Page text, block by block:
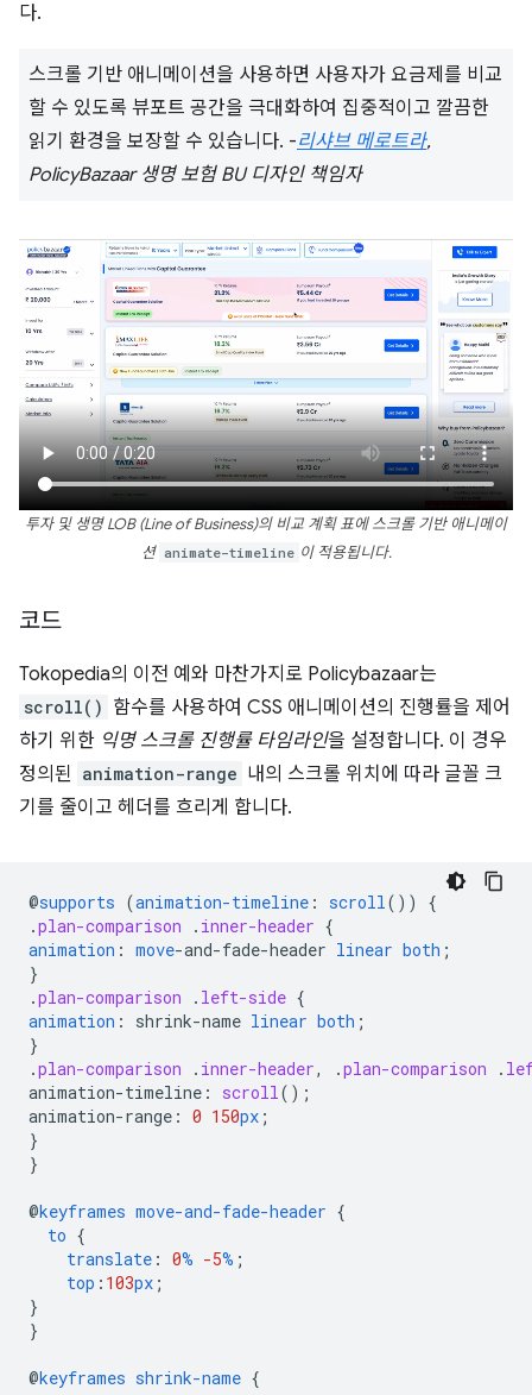
다.
스크롤 기반 애니메이션을 사용하면 사용자가 요금제를 비교
할 수 있도록 뷰포트 공간을 극대화하여 집중적이고 깔끔한
읽기 환경을 보장할 수 있습니다. -리샤브 메로트라,
PolicyBazaar 생명 보험 BU 디자인 책임자
투자 및 생명 LOB (Line of Business)의 비교 계획 표에 스크롤 기반 애니메이
션 animate-timeline 이 적용됩니다.
코드
Tokopedia의 이전 예와 마찬가지로 Policybazaar는
scroll() 함수를 사용하여 CSS 애니메이션의 진행률을 제어
하기 위한 익명 스크롤 진행률 타임라인을 설정합니다. 이 경우
정의된 animation-range 내의 스크롤 위치에 따라 글꼴 크
기를 줄이고 헤더를 흐리게 합니다.
@supports (animation-timeline : scroll())
{
.plan-comparison . inner-header {
animation : move-and-fade-header linear both ;
}
.plan-comparison . left-side {
animation : shrink-name linear both ;
}
.plan-comparison . inner-header, .plan-comparison .
animation-timeline : scroll();
animation-range : 0 150px ;
}
}
@keyframes move-and-fade-header {
to {
translate : 0% -5% ;
top : 103px ;
}
}
@keyframes shrink-name {